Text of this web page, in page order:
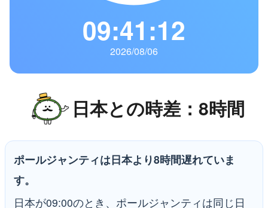
09:41:13
2026/08/06
日本との時差：8時間
ポールジャンティは日本より8時間遅れていま
す。
日本が09:00のとき、ポールジャンティは同じ日